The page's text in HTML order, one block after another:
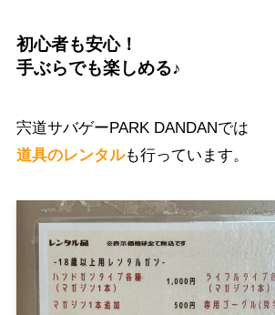
初心者も安心！
手ぶらでも楽しめる♪
宍道サバゲーPARK DANDANでは
道具のレンタルも行っています。